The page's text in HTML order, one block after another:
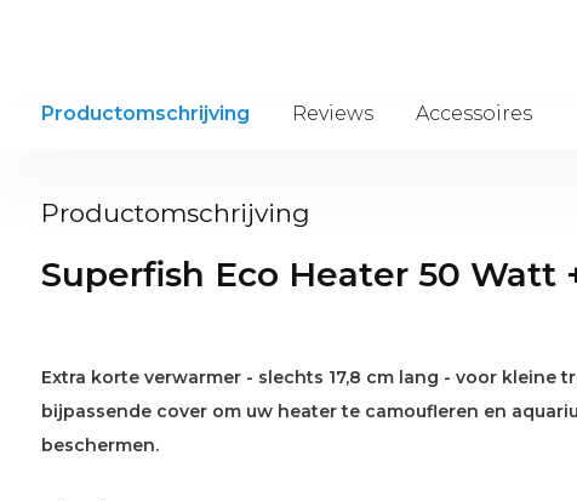
Productomschrijving Reviews Accessoires
Productomschrijving
Superfish Eco Heater 50 Watt
Extra korte verwarmer - slechts 17,8 cm lang - voor kleine
bijpassende cover om uw heater te camoufleren en
beschermen.